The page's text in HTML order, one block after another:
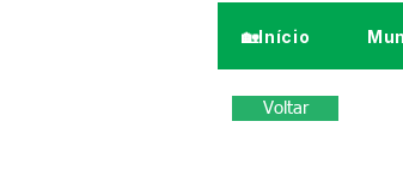
🏡Início
Voltar